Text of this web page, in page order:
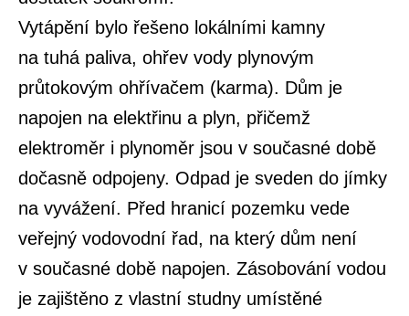
Vytápění bylo řešeno lokálními kamny
na tuhá paliva, ohřev vody plynovým
průtokovým ohřívačem (karma). Dům je
napojen na elektřinu a plyn, přičemž
elektroměr i plynoměr jsou v současné době
dočasně odpojeny. Odpad je sveden do jímky
na vyvážení. Před hranicí pozemku vede
veřejný vodovodní řad, na který dům není
v současné době napojen. Zásobování vodou
je zajištěno z vlastní studny umístěné